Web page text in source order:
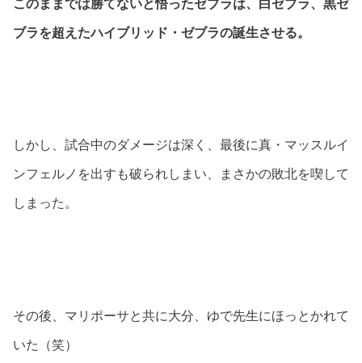
このままでは勝てないと悟ったゼブラは、白ゼブラ、黒ゼ
ブラを超えたハイブリッド・ゼブラの誕生させる。
しかし、試合中のダメージは深く、最後に真・マッスルイ
ンフェルノを出すも破られしまい、まさかの敗北を喫して
しまった。
その後、マリポーサと共に大分、ゆで先生にほっとかれて
いた（笑）